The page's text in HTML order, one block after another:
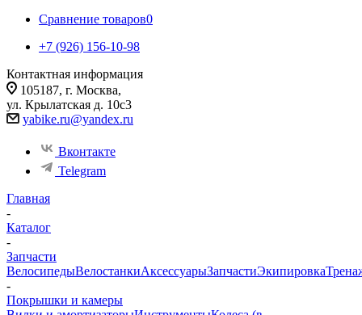
Сравнение товаров0
+7 (926) 156-10-98
Контактная информация
105187, г. Москва,
ул. Крылатская д. 10с3
yabike.ru@yandex.ru
Вконтакте
Telegram
Главная
-
Каталог
-
Запчасти
ВелосипедыВелостанкиАксессуарыЗапчастиЭкипировка
-
Покрышки и камеры